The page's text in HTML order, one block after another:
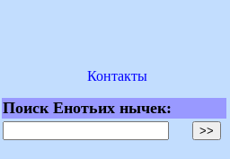
Контакты
Поиск Енотьих нычек: